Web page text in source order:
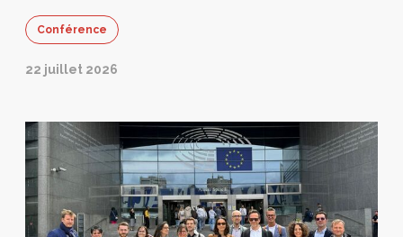
Conférence
22 juillet 2026